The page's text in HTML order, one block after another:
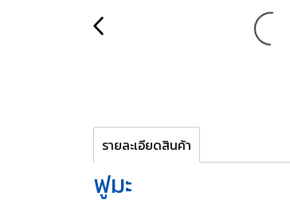
รายละเอียดสินค้า
ฟูมะ